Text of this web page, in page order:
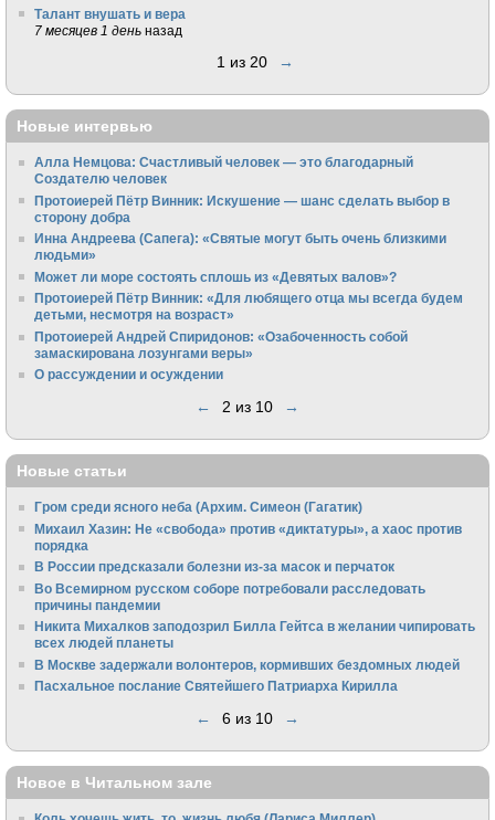
Талант внушать и вера
7 месяцев 1 день назад
1 из 20 →
Новые интервью
Алла Немцова: Счастливый человек — это благодарный
Создателю человек
Протоиерей Пётр Винник: Искушение — шанс сделать выбор в
сторону добра
Инна Андреева (Сапега): «Святые могут быть очень близкими
людьми»
Может ли море состоять сплошь из «Девятых валов»?
Протоиерей Пётр Винник: «Для любящего отца мы всегда будем
детьми, несмотря на возраст»
Протоиерей Андрей Спиридонов: «Озабоченность собой
замаскирована лозунгами веры»
О рассуждении и осуждении
← 2 из 10 →
Новые статьи
Гром среди ясного неба (Архим. Симеон (Гагатик)
Михаил Хазин: Не «свобода» против «диктатуры», а хаос против
порядка
В России предсказали болезни из-за масок и перчаток
Во Всемирном русском соборе потребовали расследовать
причины пандемии
Никита Михалков заподозрил Билла Гейтса в желании чипировать
всех людей планеты
В Москве задержали волонтеров, кормивших бездомных людей
Пасхальное послание Святейшего Патриарха Кирилла
← 6 из 10 →
Новое в Читальном зале